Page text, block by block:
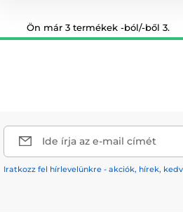
Ön már 3 termékek -ból/-ből 3.
Ide írja az e-mail címét
Iratkozz fel hírlevelünkre - akciók, hírek,